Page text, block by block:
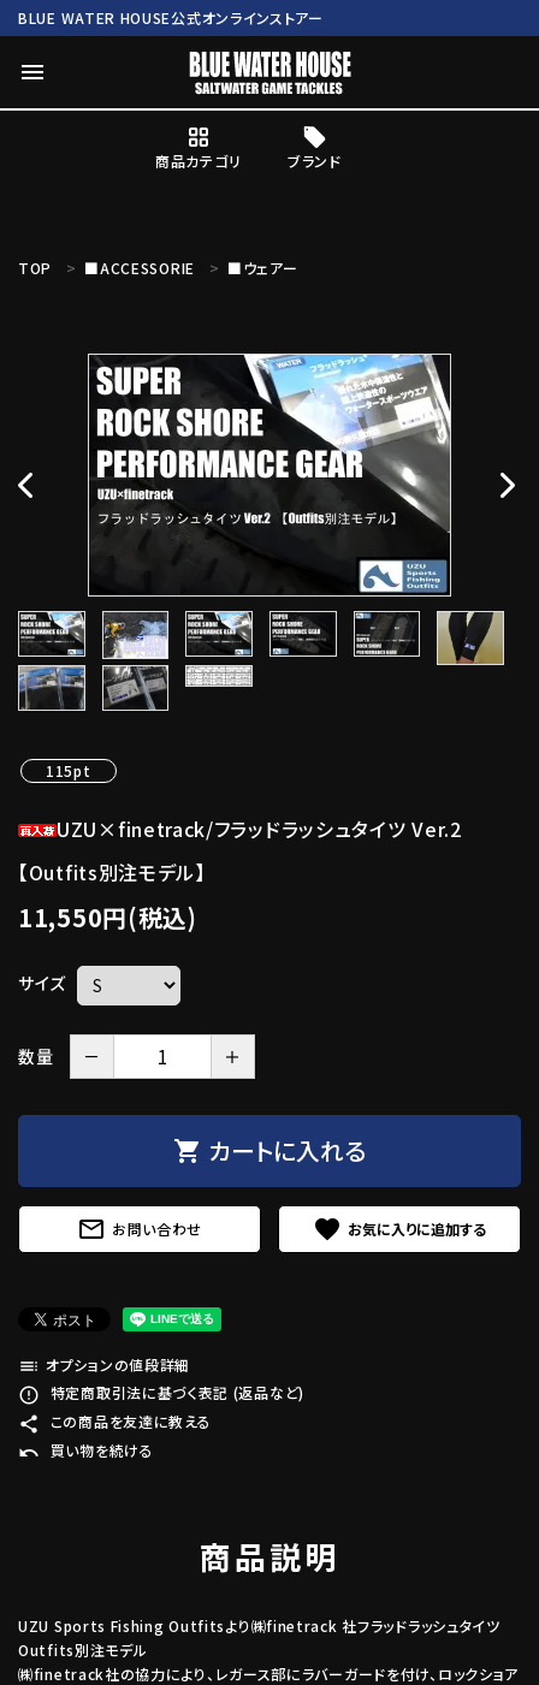
BLUE WATER HOUSE公式オンラインストアー
menu
商品カテゴリ ブランド
Mc works BWH ORIGINAL ITEM ROD
商品カテゴリ
ブランド
TOP ■ACCESSORIE ■ウェアー
115pt
UZU×finetrack/フラッドラッシュタイツ Ver.2
【Outfits別注モデル】
11,550円(税込)
サイズ
数量 － ＋
shopping_cart カートに入れる
mail_outline お問い合わせ favorite
toc オプションの値段詳細
error_outline 特定商取引法に基づく表記 (返品など)
share この商品を友達に教える
undo 買い物を続ける
商品説明
UZU Sports Fishing Outfitsより㈱finetrack 社フラッドラッシュタイツ
Outfits別注モデル
㈱finetrack社の協力により、レガース部にラバーガードを付け、ロックショア